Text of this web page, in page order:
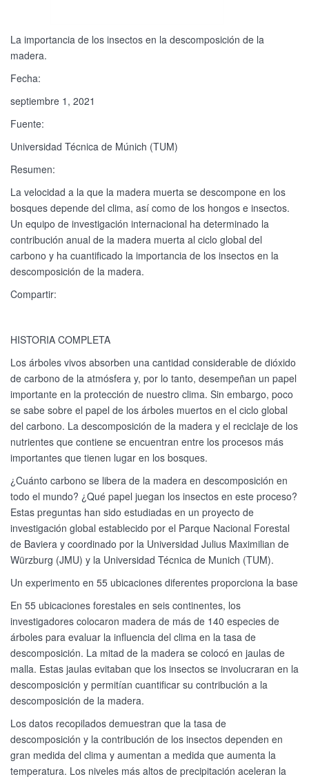
La importancia de los insectos en la descomposición de la
madera.
Fecha:
septiembre 1, 2021
Fuente:
Universidad Técnica de Múnich (TUM)
Resumen:
La velocidad a la que la madera muerta se descompone en los
bosques depende del clima, así como de los hongos e insectos.
Un equipo de investigación internacional ha determinado la
contribución anual de la madera muerta al ciclo global del
carbono y ha cuantificado la importancia de los insectos en la
descomposición de la madera.
Compartir:
HISTORIA COMPLETA
Los árboles vivos absorben una cantidad considerable de dióxido
de carbono de la atmósfera y, por lo tanto, desempeñan un papel
importante en la protección de nuestro clima. Sin embargo, poco
se sabe sobre el papel de los árboles muertos en el ciclo global
del carbono. La descomposición de la madera y el reciclaje de los
nutrientes que contiene se encuentran entre los procesos más
importantes que tienen lugar en los bosques.
¿Cuánto carbono se libera de la madera en descomposición en
todo el mundo? ¿Qué papel juegan los insectos en este proceso?
Estas preguntas han sido estudiadas en un proyecto de
investigación global establecido por el Parque Nacional Forestal
de Baviera y coordinado por la Universidad Julius Maximilian de
Würzburg (JMU) y la Universidad Técnica de Munich (TUM).
Un experimento en 55 ubicaciones diferentes proporciona la base
En 55 ubicaciones forestales en seis continentes, los
investigadores colocaron madera de más de 140 especies de
árboles para evaluar la influencia del clima en la tasa de
descomposición. La mitad de la madera se colocó en jaulas de
malla. Estas jaulas evitaban que los insectos se involucraran en la
descomposición y permitían cuantificar su contribución a la
descomposición de la madera.
Los datos recopilados demuestran que la tasa de
descomposición y la contribución de los insectos dependen en
gran medida del clima y aumentan a medida que aumenta la
temperatura. Los niveles más altos de precipitación aceleran la